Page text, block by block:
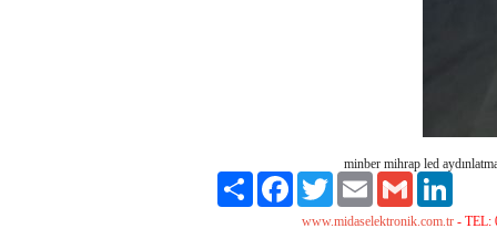
minber mihrap led
Paylaş
FacebookTwitter Email Gmail
www.midaselektronik.com.tr - TEL: